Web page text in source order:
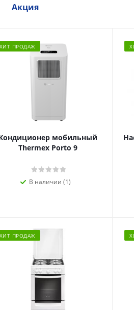
Акция
ХИТ ПРОДАЖ
мобильный
Thermex Porto 9
В наличии (1)
ХИТ ПРОДАЖ